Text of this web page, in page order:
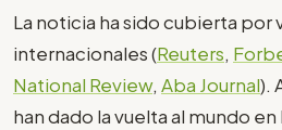
La noticia ha sido cubierta por
internacionales (Reuters,
National Review, Aba Journal).
han dado la vuelta al mundo en